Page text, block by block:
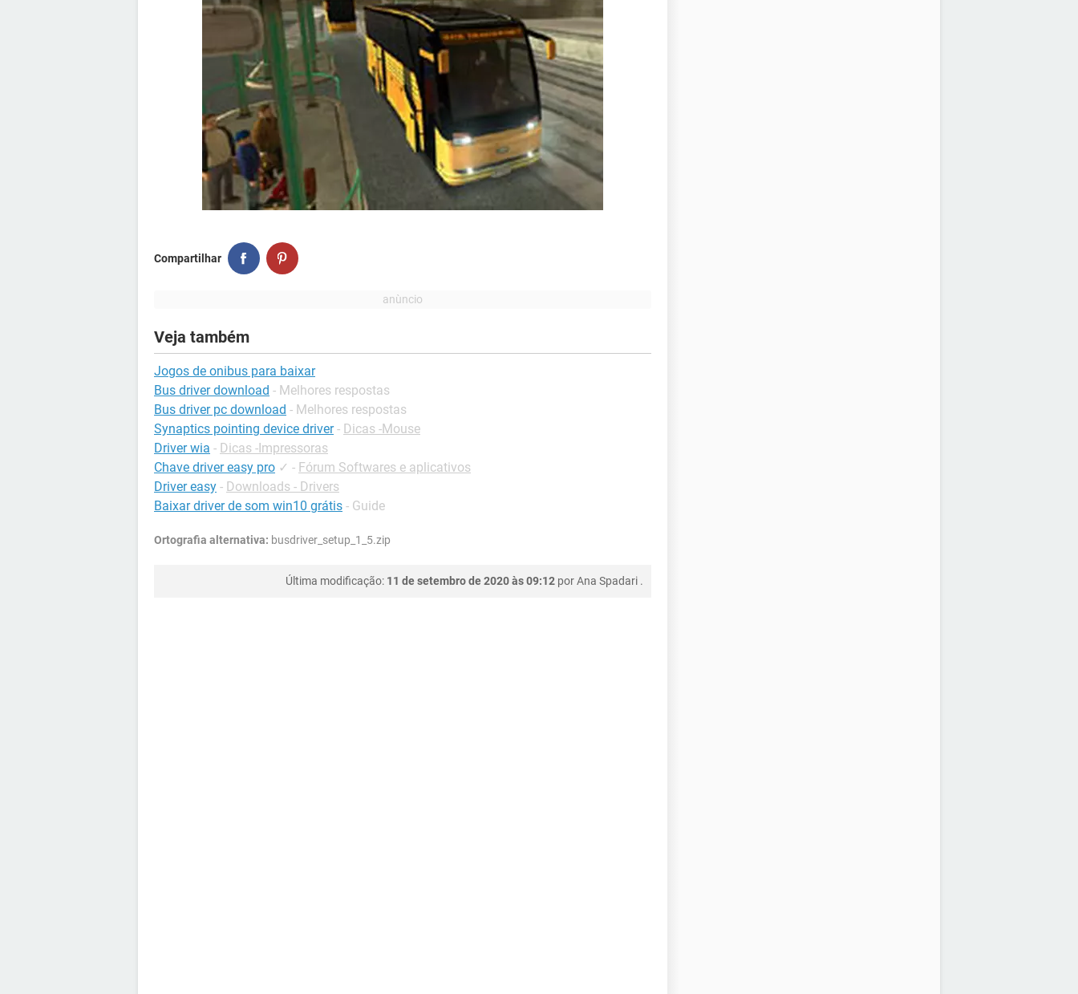
Compartilhar
Veja também
Jogos de onibus para baixar
Bus driver download - Melhores respostas
Bus driver pc download - Melhores respostas
Synaptics pointing device driver - Dicas -Mouse
Driver wia - Dicas -Impressoras
Chave driver easy pro ✓ - Fórum Softwares e aplicativos
Driver easy - Downloads - Drivers
Baixar driver de som win10 grátis - Guide
Ortografia alternativa: busdriver_setup_1_5.zip
Última modificação: 11 de setembro de 2020 às 09:12 porAna Spadari .